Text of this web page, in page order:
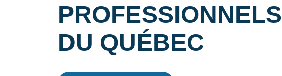
PROFESSIONNELS
DU QUÉBEC